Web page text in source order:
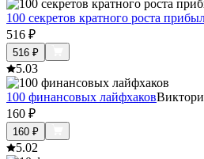
100 секретов кратного роста
516 ₽
516 ₽
5.03
100 финансовых лайфхаков
160 ₽
160 ₽
5.02